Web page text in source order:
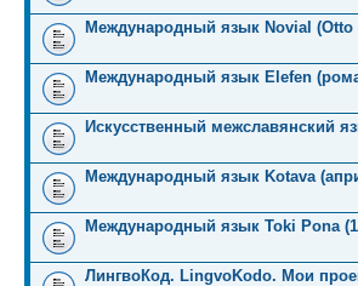
Международный язык Novial (Otto
Международный язык Elefen
Искусственный межславянский
Международный язык Kotava
Международный язык Toki Pona
ЛингвоКод. LingvoKodo. Мои